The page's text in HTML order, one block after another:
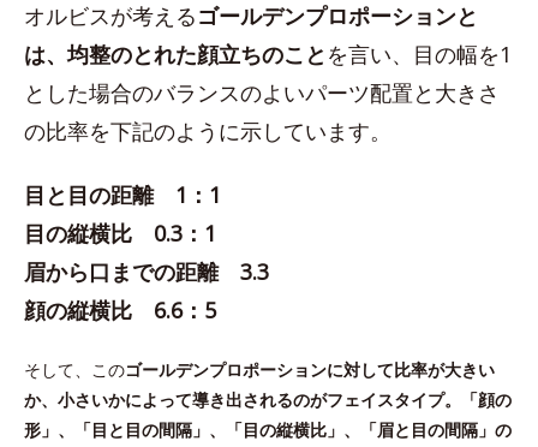
オルビスが考えるゴールデンプロポーションと
は、均整のとれた顔立ちのこと を言い、目の幅を1
とした場合のバランスのよいパーツ配置と大きさ
の比率を下記のように示しています。
目と目の距離 1：1
目の縦横比 0.3：1
眉から口までの距離 3.3
顔の縦横比 6.6：5
そして、このゴールデンプロポーションに対して比率が大きい
か、小さいかによって導き出されるのがフェイスタイプ。「顔の
形」、「目と目の間隔」、「目の縦横比」、「眉と目の間隔」の